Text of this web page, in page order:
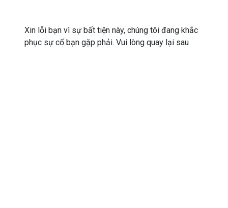
Xin lỗi bạn vì sự bất tiện này, chúng tôi đang khắc
phục sự cố bạn gặp phải. Vui lòng quay lại sau